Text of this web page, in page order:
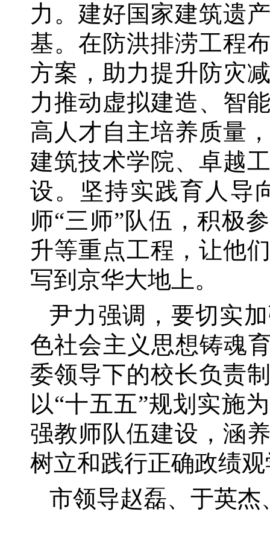
力。建好国家建筑遗
基。在防洪排涝工程
方案，助力提升防灾
力推动虚拟建造、智
高人才自主培养质量
建筑技术学院、卓越
设。坚持实践育人导
师“三师”队伍，积极
升等重点工程，让他
写到京华大地上。
尹力强调，要切实
色社会主义思想铸魂
委领导下的校长负责
以“十五五”规划实施
强教师队伍建设，涵
树立和践行正确政绩
市领导赵磊、于英杰